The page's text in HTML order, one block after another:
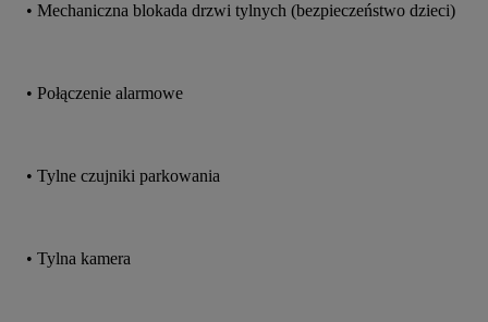
• Mechaniczna blokada drzwi tylnych (bezpieczeństwo dzieci)
• Połączenie alarmowe
• Tylne czujniki parkowania
• Tylna kamera